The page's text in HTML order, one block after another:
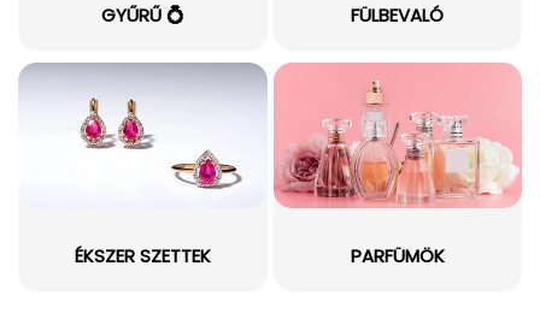
GYŰRŰ 💍 FÜLBEVALÓ
ÉKSZER SZETTEK PARFÜMÖK